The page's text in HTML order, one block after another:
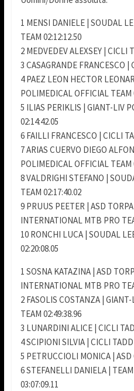
1 MENSI DANIELE | SOUDAL
TEAM 02:12:12.50
2 MEDVEDEV ALEXSEY | CICLI
3 CASAGRANDE FRANCESCO |
4 PAEZ LEON HECTOR
POLIMEDICAL OFFICIAL TEAM
5 ILIAS PERIKLIS | GIANT-LIV
02:14:42.05
6 FAILLI FRANCESCO | CICLI
7 ARIAS CUERVO DIEGO
POLIMEDICAL OFFICIAL TEAM
8 VALDRIGHI STEFANO |
TEAM 02:17:40.02
9 PRUUS PEETER | ASD
INTERNATIONAL MTB PRO
10 RONCHI LUCA | SOUDAL
02:20:08.05
1 SOSNA KATAZINA | ASD
INTERNATIONAL MTB PRO
2 FASOLIS COSTANZA |
TEAM 02:49:38.96
3 LUNARDINI ALICE | CICLI
4 SCIPIONI SILVIA | CICLI
5 PETRUCCIOLI MONICA | ASD
6 STEFANELLI DANIELA |
03:07:09.11